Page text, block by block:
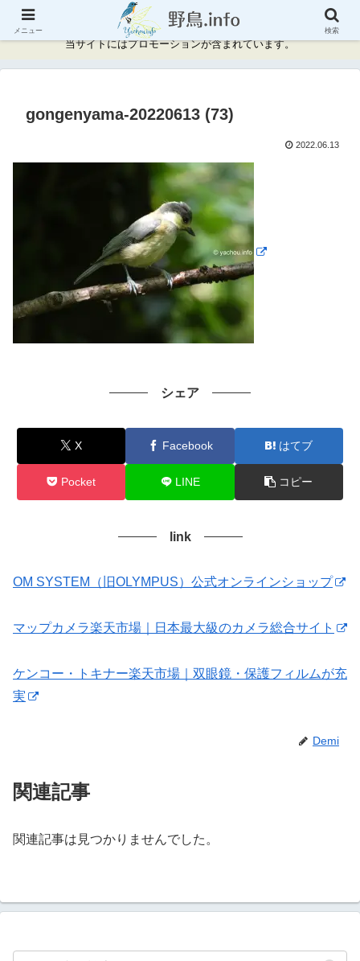
神奈川県周辺の野鳥情報と記録
当サイトにはプロモーションが含まれています。
gongenyama-20220613 (73)
2022.06.13
シェア
X Facebook はてブ
Pocket LINE コピー
link
OM SYSTEM（旧OLYMPUS）公式オンラインショップ
マップカメラ楽天市場｜日本最大級のカメラ総合サイト
ケンコー・トキナー楽天市場｜双眼鏡・保護フィルムが充
実
Demi
関連記事
関連記事は見つかりませんでした。
メニュー 検索